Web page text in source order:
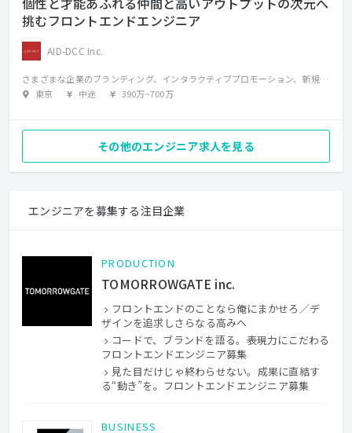
挑むフロントエンドエンジニア
AID-DCC Inc.
さまざまな企業のブランディング、インタラクティブプロモーション、新規事業などの企画・制作において、フロントエンド（HTML/CSS/Javascript）の設計〜構築に携わります。 オリエンなどは職種に関係なく全員が参加するようにし、ブレストにもできるだけ参加する。互いの専門領域をミックスし新しい発想や考え方を大事にしています。
東京
中途 390万~700万
その他のエンジニア求人を見る
エンジニアを募集する注目企業
PRODUCTION
TOMORROWGATE inc.
フロントエンドのことなら俺にまかせろ／デ
ザインを追求しさらなる高みへ
コードで、ブランドを語る。――表現力にこだわる
フロントエンドエンジニア募集
見た目だけじゃ終わらせない。成果に直結す
る“動き”を。フロントエンドエンジニア募集
BUSINESS